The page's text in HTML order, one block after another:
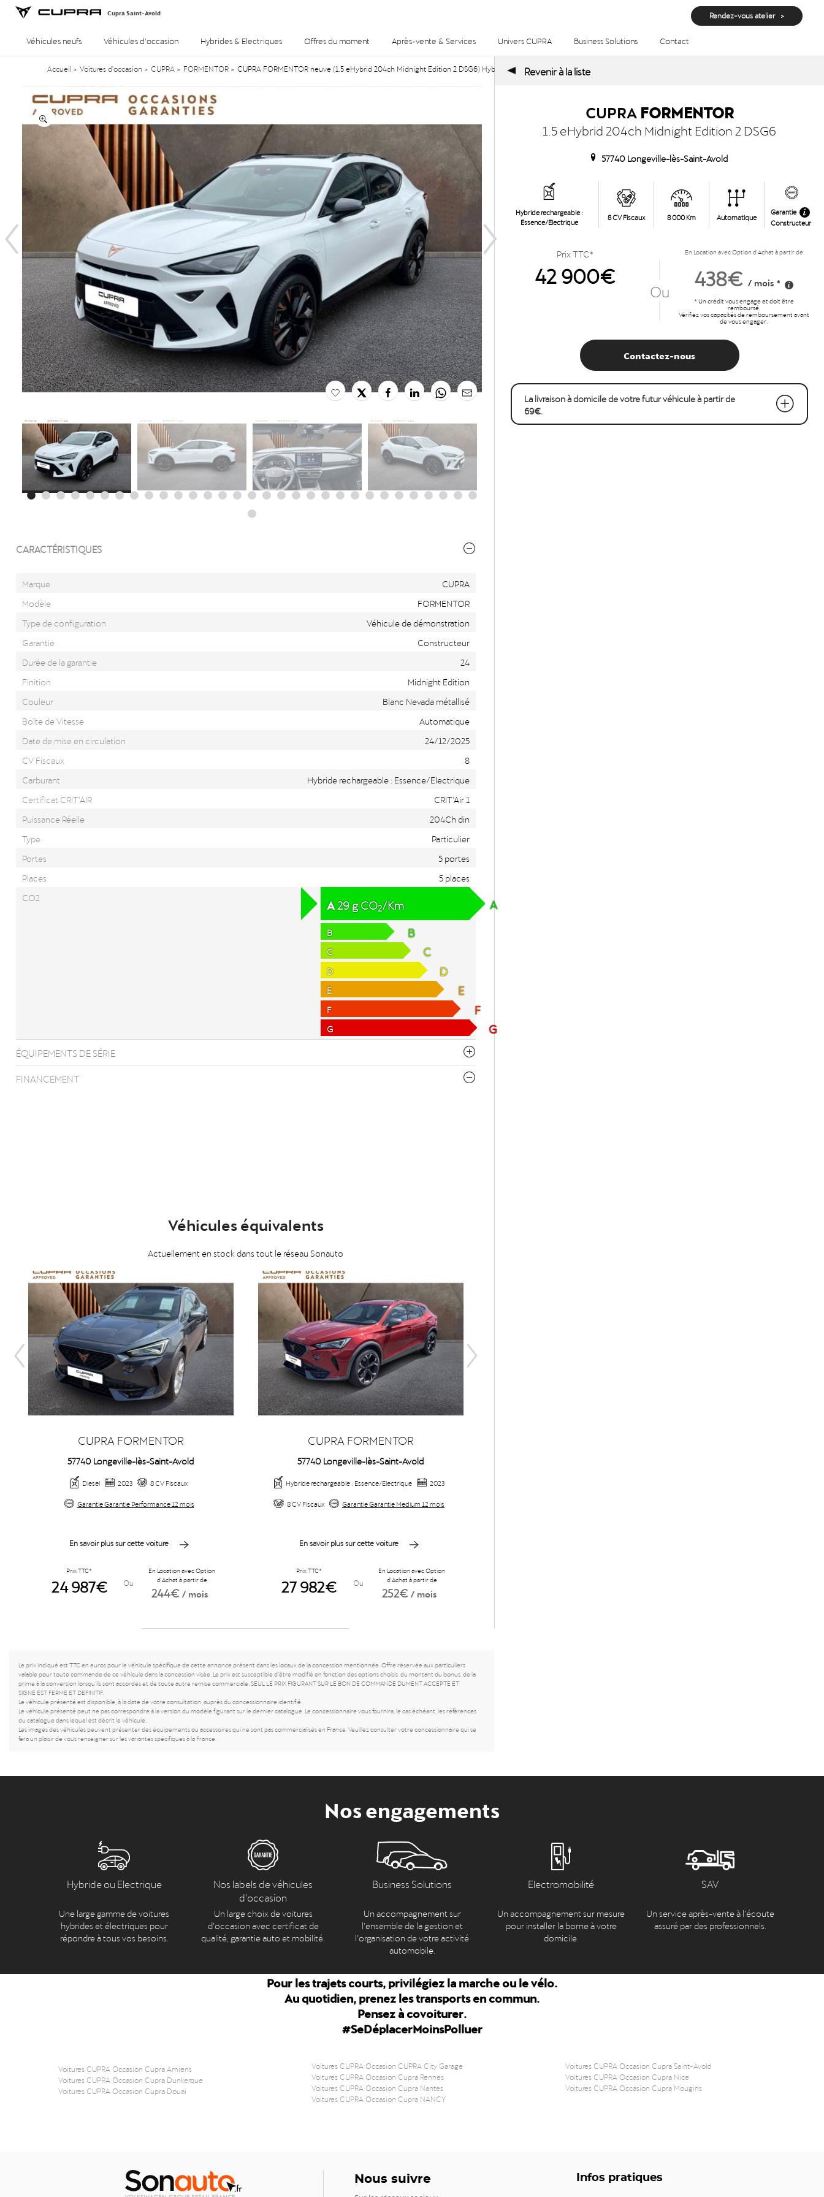
Cupra Saint-Avold Rendez-vous atelier
Véhicules neufs Véhicules d’occasion Hybrides & Electriques Offres du moment Après-vente & Services Univers CUPRA Business Solutions Contact
Accueil > Voitures d'occasion > CUPRA > FORMENTOR > CUPRA FORMENTOR neuve (1.5 eHybrid 204ch Midnight Edition 2 DSG6) Hybride rechargeable : Essence/Electrique, Automatique à Longeville-lès-Saint-Avold
CARACTÉRISTIQUES
Marque
CUPRA
Modèle
FORMENTOR
Type de configuration
Véhicule de démonstration
Garantie
Constructeur
Durée de la garantie
24
Finition
Midnight Edition
Couleur
Blanc Nevada métallisé
Boîte de Vitesse
Automatique
Date de mise en circulation
24/12/2025
CV Fiscaux
8
Carburant
Hybride rechargeable : Essence/Electrique
Certificat CRIT’AIR
CRIT'Air 1
Puissance Réelle
204Ch din
Type
Particulier
Portes
5 portes
Places
5 places
CO2
A29gCO2/Km A
B B
C C
D D
E E
F F
G G
ÉQUIPEMENTS DE SÉRIE
FINANCEMENT
Véhicules équivalents
Actuellement en stock dans tout le réseau Sonauto
CUPRA FORMENTOR
57740 Longeville-lès-Saint-Avold
Diesel 2023
8 CV Fiscaux
Garantie Garantie Performance 12 mois
En savoir plus sur cette voiture
Prix TTC*
24 987€ Ou
En Location avec Option
d'Achat à partir de
244€ / mois
CUPRA FORMENTOR
57740 Longeville-lès-Saint-Avold
Hybride rechargeable : Essence/Electrique
2023
8 CV Fiscaux
Garantie Garantie Medium 12 mois
En savoir plus sur cette voiture
Prix TTC*
27 982€ Ou
En Location avec Option
d'Achat à partir de
252€ / mois
Revenir à la liste
CUPRA FORMENTOR
1.5 eHybrid 204ch Midnight Edition 2 DSG6
57740 Longeville-lès-Saint-Avold
Hybride rechargeable :
Essence/Electrique
8 CV Fiscaux 8 000 Km Automatique
Garantie
Constructeur
Prix TTC*
42 900€
Ou
En Location avec Option d'Achat à partir de
438€ / mois *
* Un crédit vous engage et doit être
remboursé.
Vérifiez vos capacités de remboursement avant
de vous engager.
Contactez-nous
La livraison à domicile de votre futur véhicule à partir de
69€.
Le prix indiqué est TTC en euros pour le véhicule spécifique de cette annonce présent dans les locaux de la concession mentionnée. Offre réservée aux particuliers
valable pour toute commande de ce véhicule dans la concession visée. Le prix est susceptible d’être modifié en fonction des options choisis, du montant du bonus, de la
prime à la conversion lorsqu’ils sont accordés et de toute autre remise commerciale. SEUL LE PRIX FIGURANT SUR LE BON DE COMMANDE DUMENT ACCEPTE ET
SIGNE EST FERME ET DEFINITIF.
Le véhicule présenté est disponible, à la date de votre consultation, auprès du concessionnaire identifié.
Le véhicule présenté peut ne pas correspondre à la version du modèle figurant sur le dernier catalogue. Le concessionnaire vous fournira, le cas échéant, les références
du catalogue dans lequel est décrit le véhicule.
Les images des véhicules peuvent présenter des équipements ou accessoires qui ne sont pas commercialisés en France. Veuillez consulter votre concessionnaire qui se
fera un plaisir de vous renseigner sur les variantes spécifiques à la France.
Nos engagements
Hybride ou Electrique
Une large gamme de voitures
hybrides et électriques pour
répondre à tous vos besoins.
Nos labels de véhicules
d'occasion
Un large choix de voitures
d’occasion avec certificat de
qualité, garantie auto et mobilité.
Business Solutions
Un accompagnement sur
l’ensemble de la gestion et
l’organisation de votre activité
automobile.
Electromobilité
Un accompagnement sur mesure
pour installer la borne à votre
domicile.
SAV
Un service après-vente à l’écoute
assuré par des professionnels.
Pour les trajets courts, privilégiez la marche ou le vélo.
Au quotidien, prenez les transports en commun.
Pensez à covoiturer.
#SeDéplacerMoinsPolluer
Voitures CUPRA Occasion Cupra Amiens
Voitures CUPRA Occasion Cupra Dunkerque
Voitures CUPRA Occasion Cupra Douai
Voitures CUPRA Occasion CUPRA City Garage
Voitures CUPRA Occasion Cupra Rennes
Voitures CUPRA Occasion Cupra Nantes
Voitures CUPRA Occasion Cupra NANCY
Voitures CUPRA Occasion Cupra Saint-Avold
Voitures CUPRA Occasion Cupra Nice
Voitures CUPRA Occasion Cupra Mougins
Nous suivre Infos pratiques